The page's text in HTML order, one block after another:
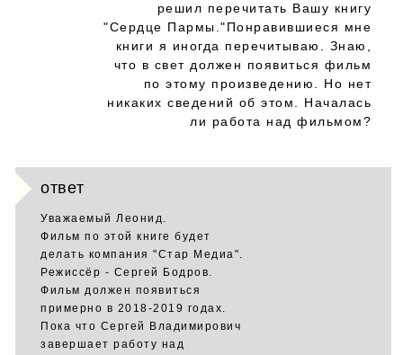
решил перечитать Вашу книгу
"Сердце Пармы."Понравившиеся мне
книги я иногда перечитываю. Знаю,
что в свет должен появиться фильм
по этому произведению. Но нет
никаких сведений об этом. Началась
ли работа над фильмом?
ответ
Уважаемый Леонид.
Фильм по этой книге будет
делать компания "Стар Медиа".
Режиссёр - Сергей Бодров.
Фильм должен появиться
примерно в 2018-2019 годах.
Пока что Сергей Владимирович
завершает работу над